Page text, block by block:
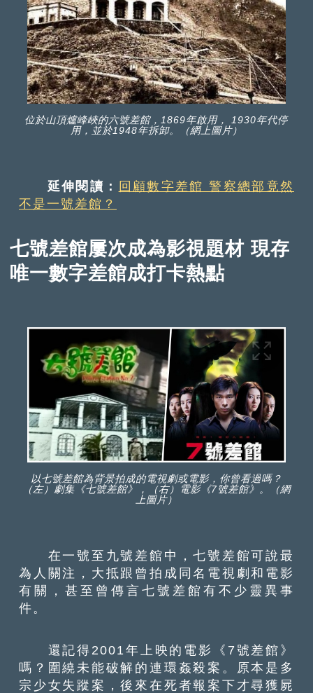
位於山頂爐峰峽的六號差館，1869年啟用， 1930年代停
用，並於1948年拆卸。（網上圖片）
延伸閱讀：
回顧數字差館 警察總部竟然
不是一號差館？
七號差館屢次成為影視題材 現存
唯一數字差館成打卡熱點
以七號差館為背景拍成的電視劇或電影，你曾看過嗎？
（左）劇集《七號差館》，（右）電影《7號差館》。（網
上圖片）
在一號至九號差館中，七號差館可說最
為人關注，大抵跟曾拍成同名電視劇和電影
有關，甚至曾傳言七號差館有不少靈異事
件。
還記得2001年上映的電影《7號差館》
嗎？圍繞未能破解的連環姦殺案。原本是多
宗少女失蹤案，後來在死者報案下才尋獲屍